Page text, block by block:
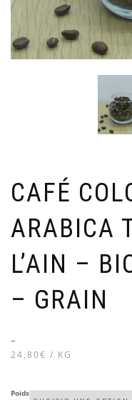
CAFÉ
ARABICA
L’AIN –
– GRAIN
–
24,80€ / KG
Poids